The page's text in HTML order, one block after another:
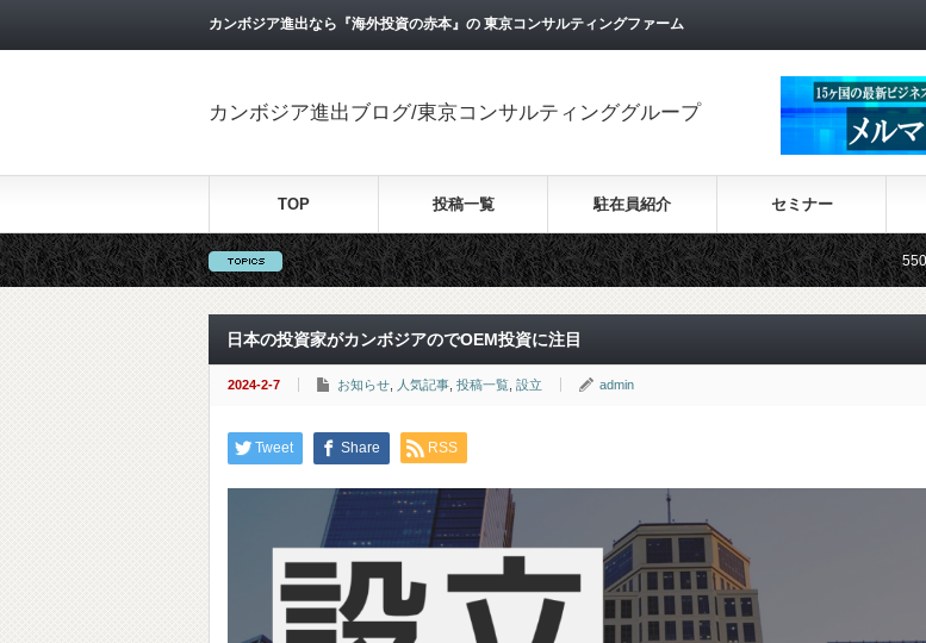
カンボジア進出なら『海外投資の赤本』の 東京コンサルティングファーム
カンボジア進出ブログ/東京コンサルティンググループ
TOP 投稿一覧 駐在員紹介 セミナー
550社から集めた
日本の投資家がカンボジアのでOEM投資に注目
2024-2-7 お知らせ 人気記事 投稿一覧 設立 admin
Tweet Share RSS